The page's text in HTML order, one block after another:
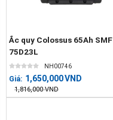
Ắc quy Colossus 65Ah SMF
75D23L
NH00746
Giá: 1,650,000VND
1,816,000 VND